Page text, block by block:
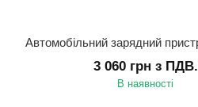
3 060 грн з ПДВ.
В наявності